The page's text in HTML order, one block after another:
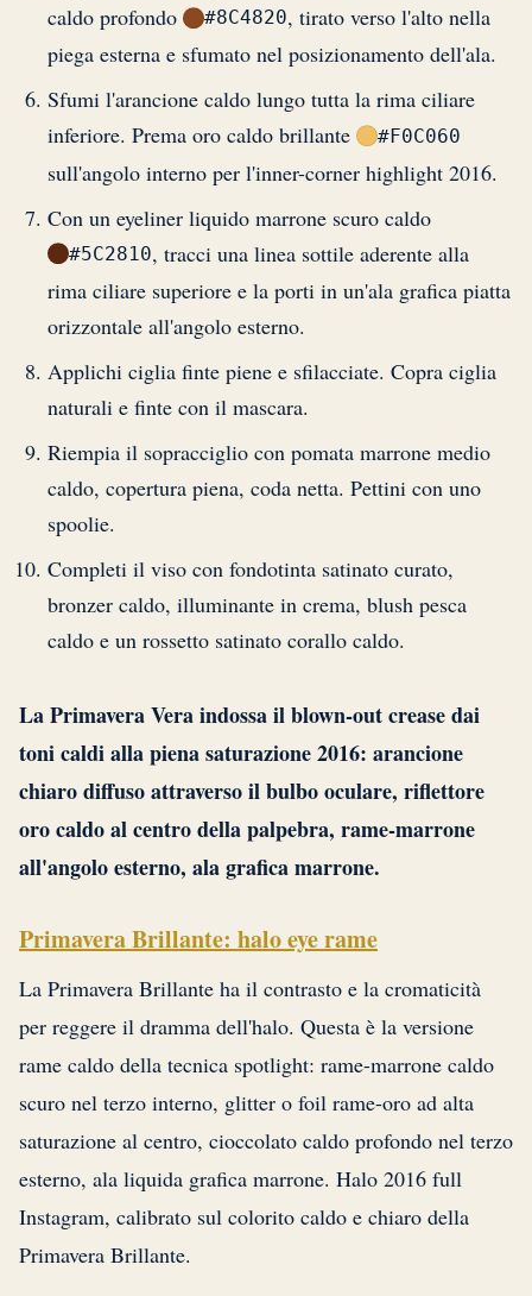
caldo profondo
#8C4820, tirato verso l'alto nella
piega esterna e sfumato nel posizionamento dell'ala.
Sfumi l'arancione caldo lungo tutta la rima ciliare
inferiore. Prema oro caldo brillante
#F0C060
sull'angolo interno per l'inner-corner highlight 2016.
Con un eyeliner liquido marrone scuro caldo
#5C2810, tracci una linea sottile aderente alla
rima ciliare superiore e la porti in un'ala grafica piatta
orizzontale all'angolo esterno.
Applichi ciglia finte piene e sfilacciate. Copra ciglia
naturali e finte con il mascara.
Riempia il sopracciglio con pomata marrone medio
caldo, copertura piena, coda netta. Pettini con uno
spoolie.
Completi il viso con fondotinta satinato curato,
bronzer caldo, illuminante in crema, blush pesca
caldo e un rossetto satinato corallo caldo.
La Primavera Vera indossa il blown-out crease dai
toni caldi alla piena saturazione 2016: arancione
chiaro diffuso attraverso il bulbo oculare, riflettore
oro caldo al centro della palpebra, rame-marrone
all'angolo esterno, ala grafica marrone.
Primavera Brillante: halo eye rame
La Primavera Brillante ha il contrasto e la cromaticità
per reggere il dramma dell'halo. Questa è la versione
rame caldo della tecnica spotlight: rame-marrone caldo
scuro nel terzo interno, glitter o foil rame-oro ad alta
saturazione al centro, cioccolato caldo profondo nel terzo
esterno, ala liquida grafica marrone. Halo 2016 full
Instagram, calibrato sul colorito caldo e chiaro della
Primavera Brillante.